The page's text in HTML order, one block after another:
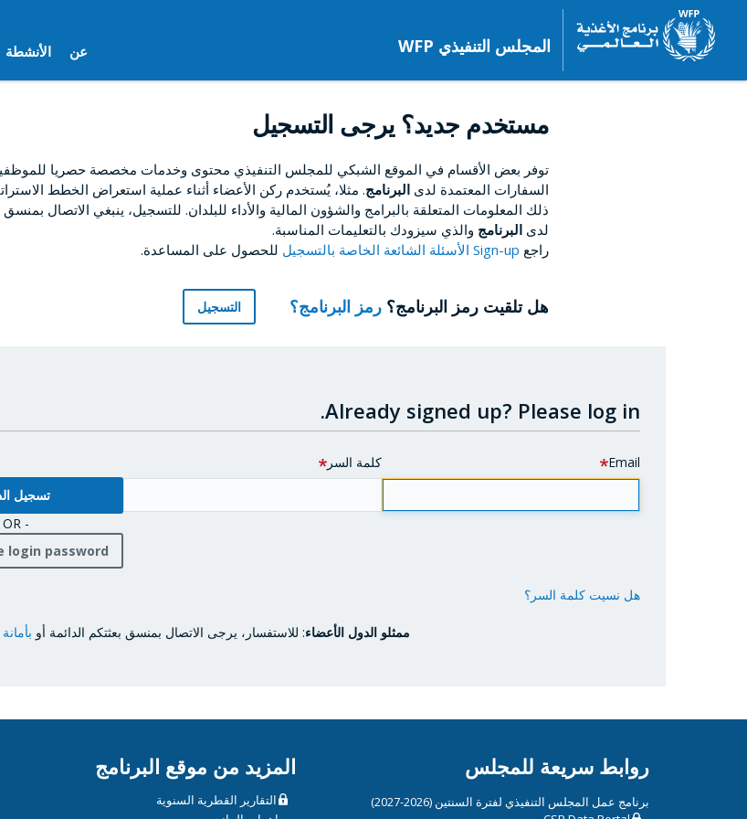
المجلس التنفيذي WFP عن الأنشطة
مستخدم جديد؟ يرجى التسجيل
توفر بعض الأقسام في الموقع الشبكي للمجلس التنفيذي محتوى وخدمات مخصصة حصريا للموظفين
السفارات المعتمدة لدىالبرنامج. مثلا، يُستخدم ركن الأعضاء أثناء عملية استعراض الخطط
ذلك المعلومات المتعلقة بالبرامج والشؤون المالية والأداء للبلدان. للتسجيل، ينبغي الاتصال بمنسق
لدىالبرنامج والذي سيزودك بالتعليمات المناسبة.
راجع Sign-up الأسئلة الشائعة الخاصة بالتسجيل للحصول على المساعدة.
هل تلقيت رمز البرنامج؟رمز البرنامج؟ التسجيل
Already signed up? Please log in.
Email كلمة السر
- OR -
login password
هل نسيت كلمة السر؟
ممثلو الدول الأعضاء: للاستفسار، يرجى الاتصال بمنسق بعثتكم الدائمة أو
روابط سريعة للمجلس
برنامج عمل المجلس التنفيذي لفترة السنتين (2026-2027)
المزيد من موقع البرنامج
التقارير القطرية السنوية